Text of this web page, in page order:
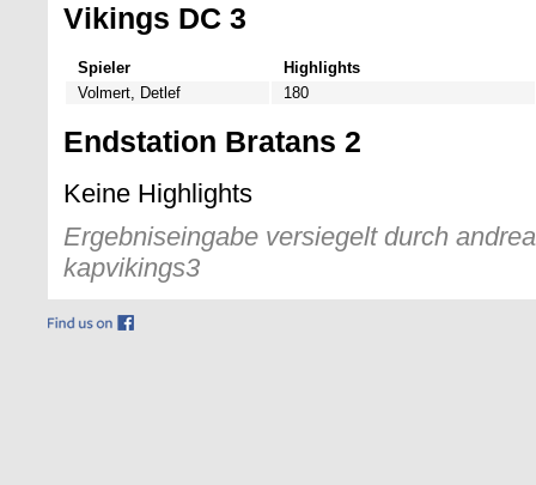
Vikings DC 3
Spieler
Highlights
Volmert, Detlef
180
Endstation Bratans 2
Keine Highlights
Ergebniseingabe versiegelt durch
kapvikings3